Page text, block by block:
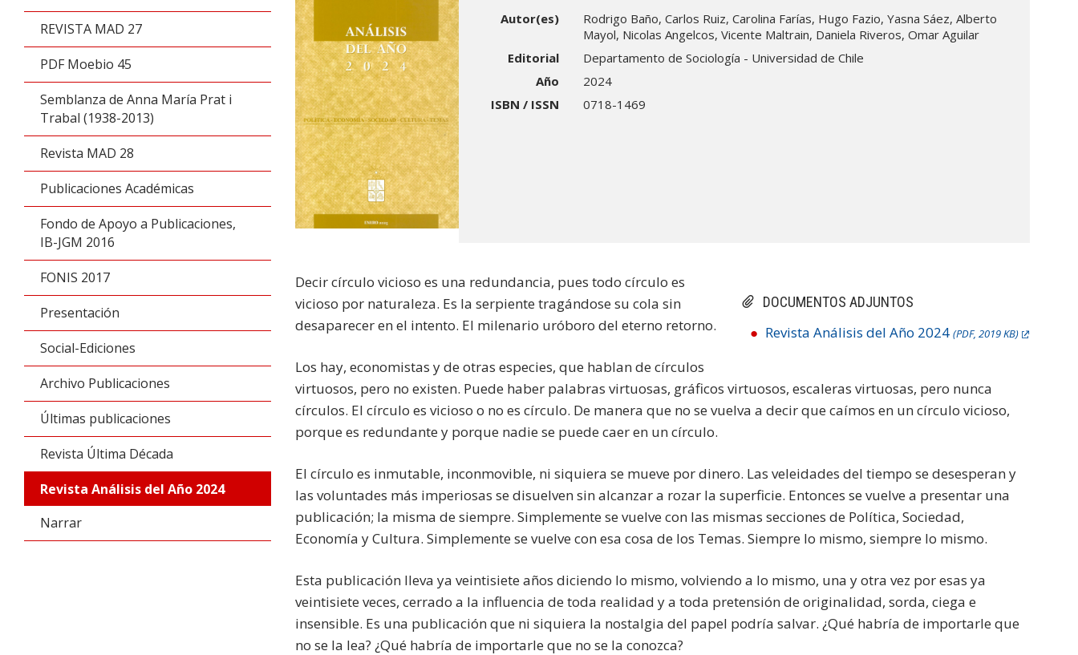
REVISTA MAD 27
PDF Moebio 45
Semblanza de Anna María Prat i
Trabal (1938-2013)
Revista MAD 28
Publicaciones Académicas
Fondo de Apoyo a Publicaciones,
IB-JGM 2016
FONIS 2017
Presentación
Social-Ediciones
Archivo Publicaciones
Últimas publicaciones
Revista Última Década
Revista Análisis del Año 2024
Narrar
Autor(es)
Rodrigo Baño, Carlos Ruiz, Carolina Farías, Hugo Fazio, Yasna Sáez, Alberto
Mayol, Nicolas Angelcos, Vicente Maltrain, Daniela Riveros, Omar Aguilar
Editorial
Departamento de Sociología - Universidad de Chile
Año
2024
ISBN / ISSN
0718-1469
DOCUMENTOS ADJUNTOS
Revista Análisis del Año 2024 (PDF, 2019 KB)
Decir círculo vicioso es una redundancia, pues todo círculo es
vicioso por naturaleza. Es la serpiente tragándose su cola sin
desaparecer en el intento. El milenario uróboro del eterno retorno.
Los hay, economistas y de otras especies, que hablan de círculos
virtuosos, pero no existen. Puede haber palabras virtuosas, gráficos virtuosos, escaleras virtuosas, pero nunca
círculos. El círculo es vicioso o no es círculo. De manera que no se vuelva a decir que caímos en un círculo vicioso,
porque es redundante y porque nadie se puede caer en un círculo.
El círculo es inmutable, inconmovible, ni siquiera se mueve por dinero. Las veleidades del tiempo se desesperan y
las voluntades más imperiosas se disuelven sin alcanzar a rozar la superficie. Entonces se vuelve a presentar una
publicación; la misma de siempre. Simplemente se vuelve con las mismas secciones de Política, Sociedad,
Economía y Cultura. Simplemente se vuelve con esa cosa de los Temas. Siempre lo mismo, siempre lo mismo.
Esta publicación lleva ya veintisiete años diciendo lo mismo, volviendo a lo mismo, una y otra vez por esas ya
veintisiete veces, cerrado a la influencia de toda realidad y a toda pretensión de originalidad, sorda, ciega e
insensible. Es una publicación que ni siquiera la nostalgia del papel podría salvar. ¿Qué habría de importarle que
no se la lea? ¿Qué habría de importarle que no se la conozca?